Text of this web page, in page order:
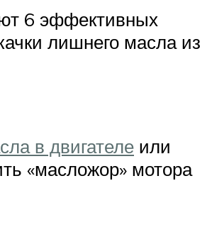
6 эффективных
лишнего масла из
в двигателе или
«масложор» мотора